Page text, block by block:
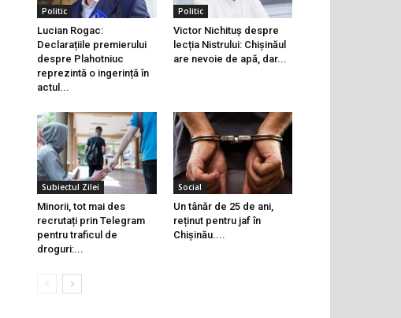
Politic
Lucian Rogac:
Declarațiile premierului
despre Plahotniuc
reprezintă o ingerință în
actul...
Politic
Victor Nichituș despre
lecția Nistrului: Chișinăul
are nevoie de apă, dar...
Subiectul Zilei
Minorii, tot mai des
recrutați prin Telegram
pentru traficul de
droguri:...
Social
Un tânăr de 25 de ani,
reținut pentru jaf în
Chișinău....